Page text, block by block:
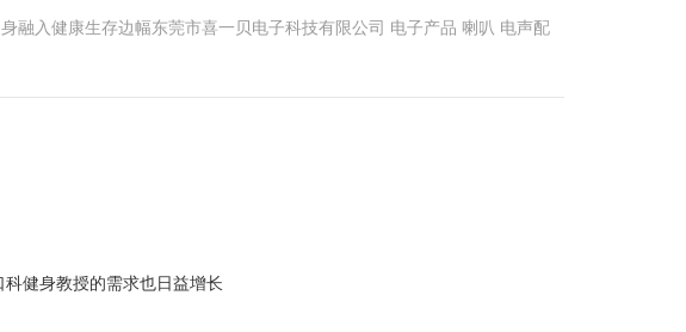
融入健康生存边幅东莞市喜一贝电子科技有限公司 电子产品 喇叭 电声配
健身教授的需求也日益增长